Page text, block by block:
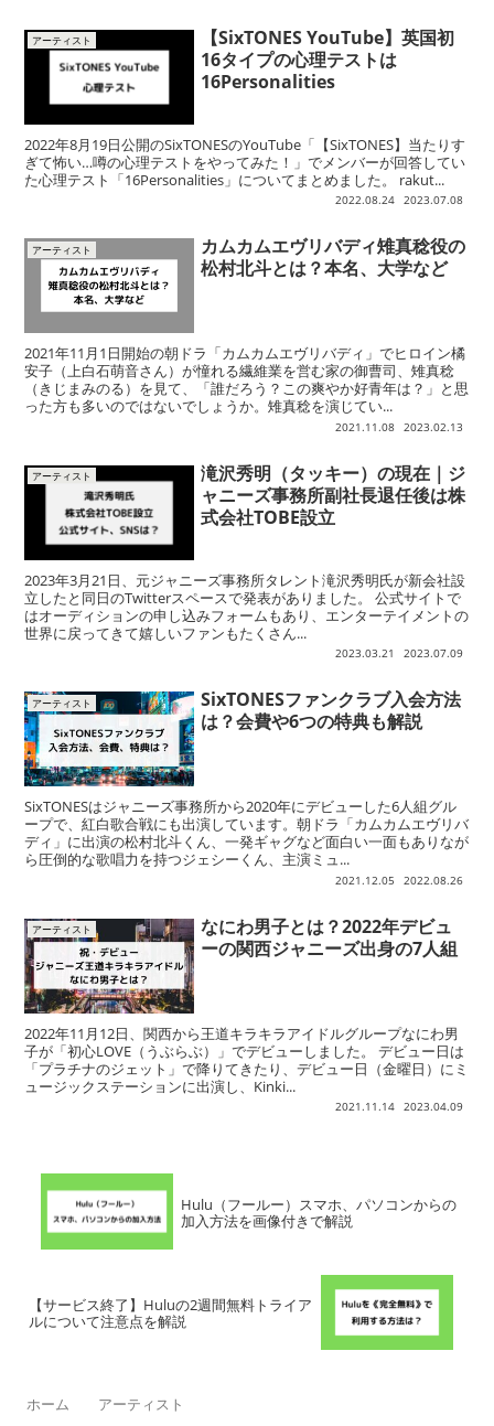
アーティスト
【SixTONES YouTube】英国初
16タイプの心理テストは
16Personalities
2022年8月19日公開のSixTONESのYouTube「【SixTONES】当たりす
ぎて怖い…噂の心理テストをやってみた！」でメンバーが回答してい
た心理テスト「16Personalities」についてまとめました。 rakut...
2022.08.24 2023.07.08
アーティスト
カムカムエヴリバディ雉真稔役の
松村北斗とは？本名、大学など
2021年11月1日開始の朝ドラ「カムカムエヴリバディ」でヒロイン橘
安子（上白石萌音さん）が憧れる繊維業を営む家の御曹司、雉真稔
（きじまみのる）を見て、「誰だろう？この爽やか好青年は？」と思
った方も多いのではないでしょうか。雉真稔を演じてい...
2021.11.08 2023.02.13
アーティスト
滝沢秀明（タッキー）の現在｜ジ
ャニーズ事務所副社長退任後は株
式会社TOBE設立
2023年3月21日、元ジャニーズ事務所タレント滝沢秀明氏が新会社設
立したと同日のTwitterスペースで発表がありました。 公式サイトで
はオーディションの申し込みフォームもあり、エンターテイメントの
世界に戻ってきて嬉しいファンもたくさん...
2023.03.21 2023.07.09
アーティスト
SixTONESファンクラブ入会方法
は？会費や6つの特典も解説
SixTONESはジャニーズ事務所から2020年にデビューした6人組グル
ープで、紅白歌合戦にも出演しています。朝ドラ「カムカムエヴリバ
ディ」に出演の松村北斗くん、一発ギャグなど面白い一面もありなが
ら圧倒的な歌唱力を持つジェシーくん、主演ミュ...
2021.12.05 2022.08.26
アーティスト
なにわ男子とは？2022年デビュ
ーの関西ジャニーズ出身の7人組
2022年11月12日、関西から王道キラキラアイドルグループなにわ男
子が「初心LOVE（うぶらぶ）」でデビューしました。 デビュー日は
「プラチナのジェット」で降りてきたり、デビュー日（金曜日）にミ
ュージックステーションに出演し、Kinki...
2021.11.14 2023.04.09
Hulu（フールー）スマホ、パソコンからの
加入方法を画像付きで解説
【サービス終了】Huluの2週間無料トライア
ルについて注意点を解説
ホーム アーティスト